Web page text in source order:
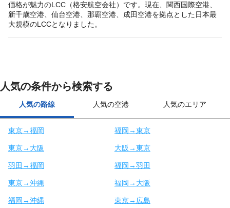
価格が魅力のLCC（格安航空会社）です。現在、関西国際空港、
新千歳空港、仙台空港、那覇空港、成田空港を拠点とした日本最
大規模のLCCとなりました。
人気の条件から検索する
人気の路線 人気の空港 人気のエリア
東京→福岡 福岡→東京
東京→大阪 大阪→東京
羽田→福岡 福岡→羽田
東京→沖縄 福岡→大阪
福岡→沖縄 東京→広島